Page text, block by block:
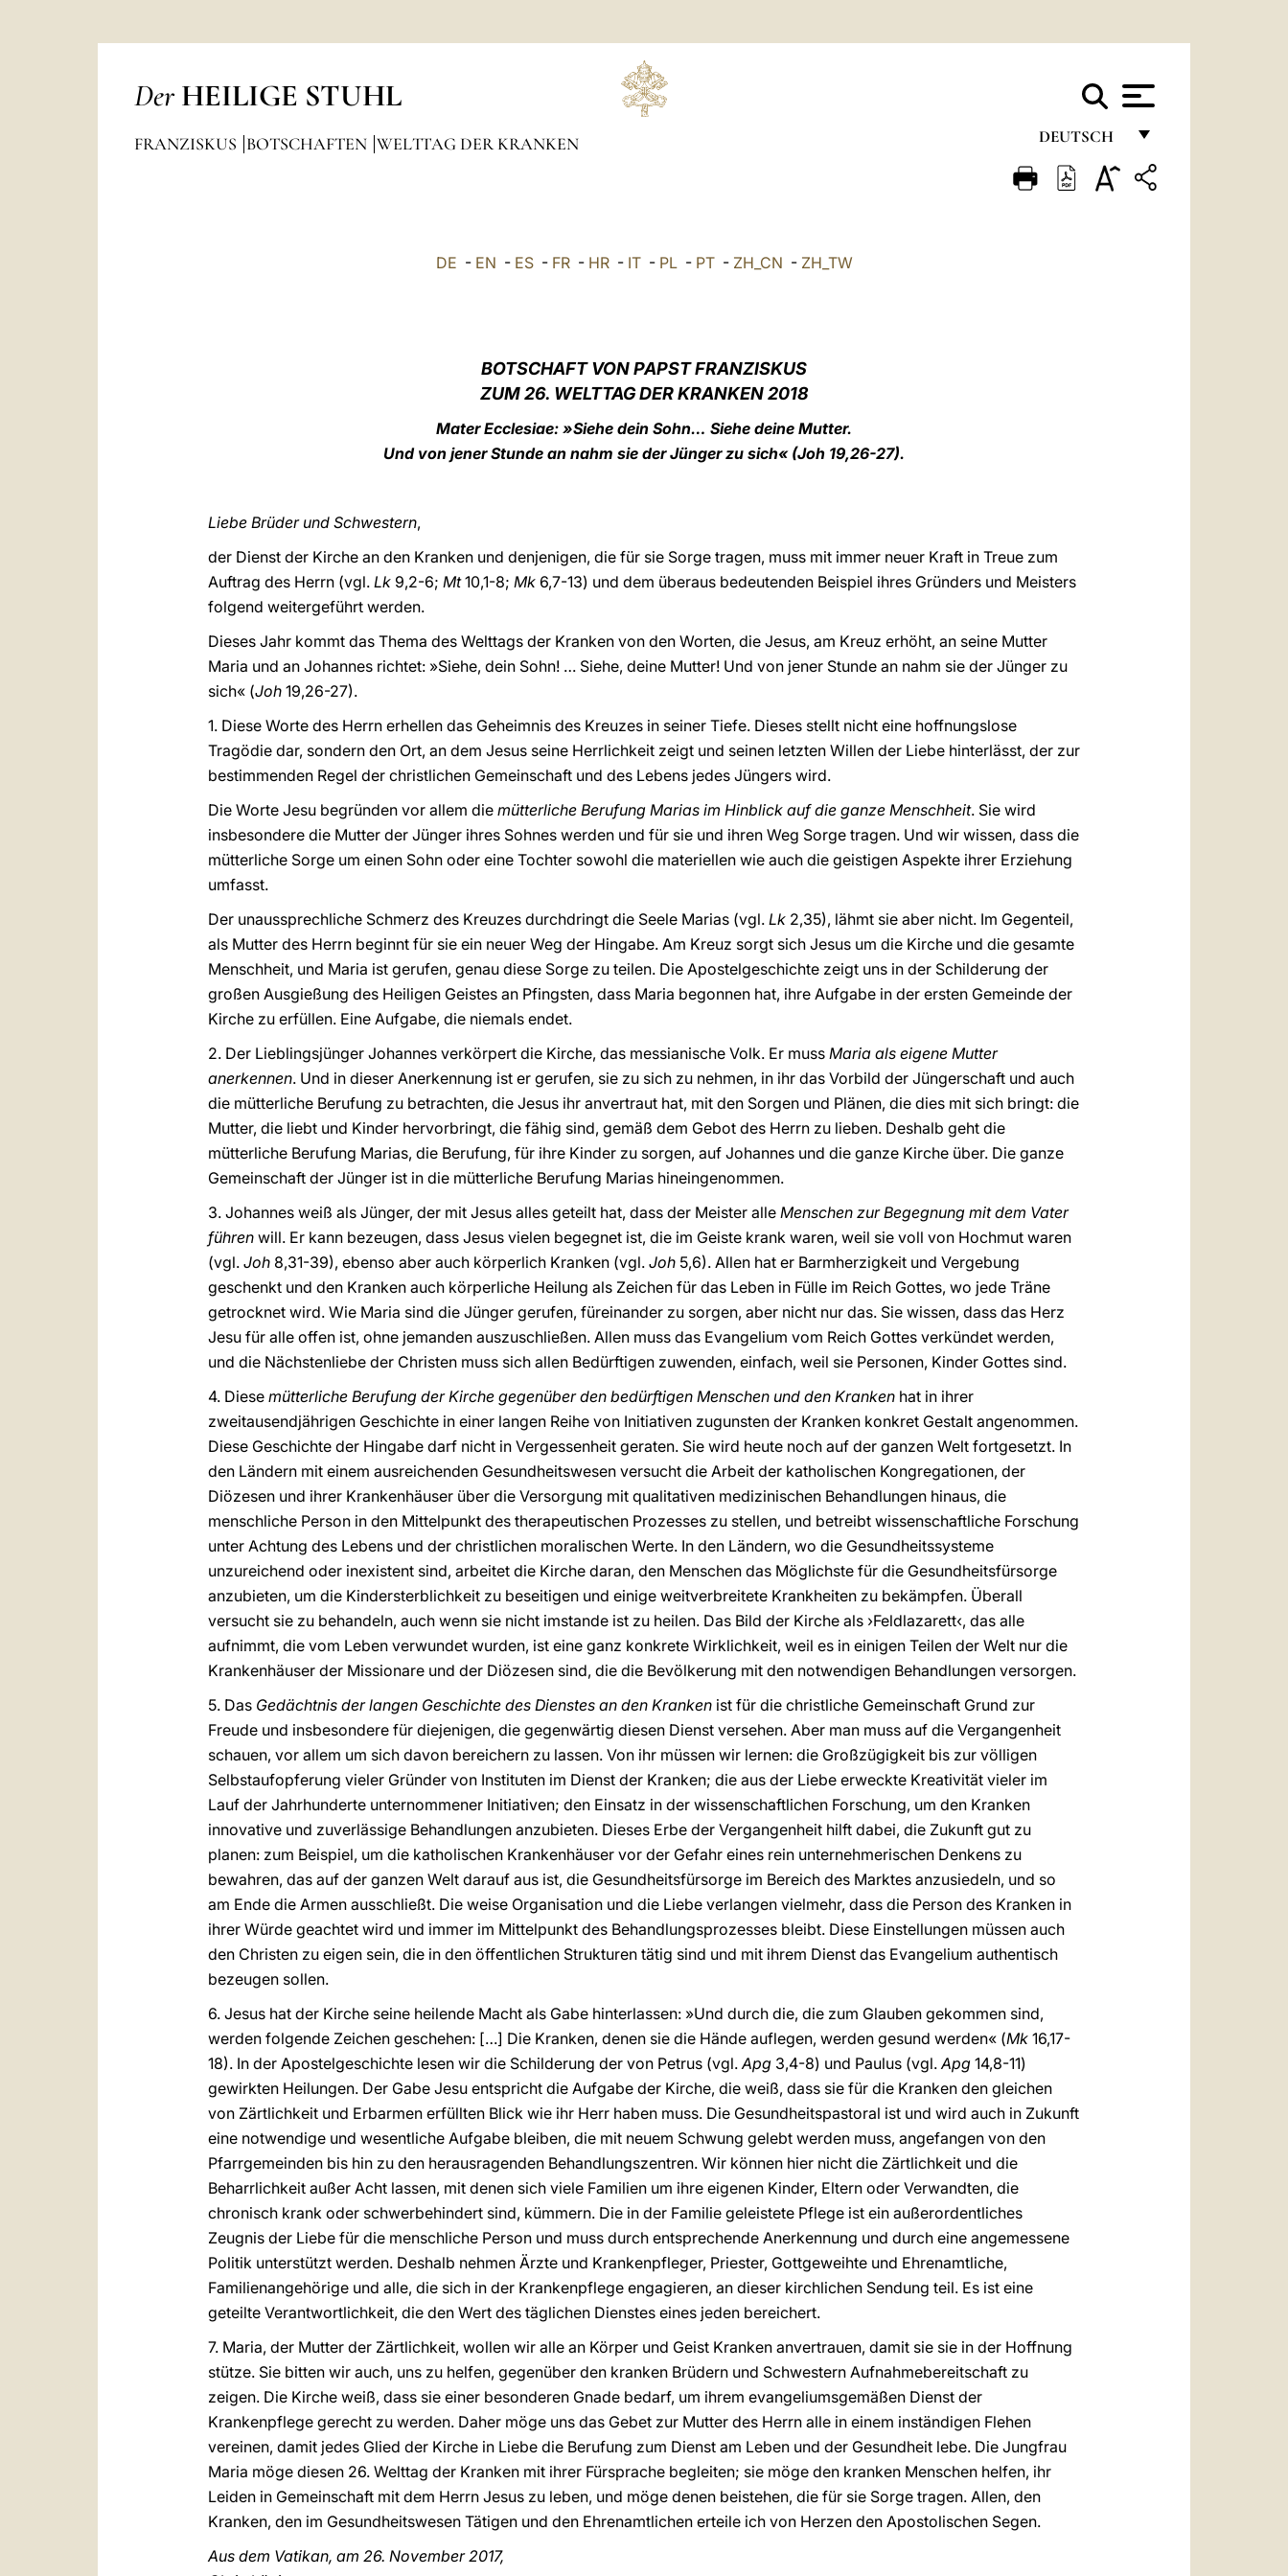
Der HEILIGE STUHL
DEUTSCH
FRANÇAIS
FRANZISKUS BOTSCHAFTEN WELTTAG DER KRANKEN
DE - EN - ES- FR- HR- IT- PL- PT- ZH_CN - ZH_TW
BOTSCHAFT VON PAPST FRANZISKUS
ZUM 26. WELTTAG DER KRANKEN 2018
Mater Ecclesiae: »Siehe dein Sohn… Siehe deine Mutter.
Und von jener Stunde an nahm sie der Jünger zu sich« (Joh 19,26-27).
Liebe Brüder und Schwestern,
der Dienst der Kirche an den Kranken und denjenigen, die für sie Sorge tragen, muss mit immer neuer Kraft in Treue zum
Auftrag des Herrn (vgl. Lk 9,2-6; Mt10,1-8; Mk 6,7-13) und dem überaus bedeutenden Beispiel ihres Gründers und Meisters
folgend weitergeführt werden.
Dieses Jahr kommt das Thema des Welttags der Kranken von den Worten, die Jesus, am Kreuz erhöht, an seine Mutter
Maria und an Johannes richtet: »Siehe, dein Sohn! … Siehe, deine Mutter! Und von jener Stunde an nahm sie der Jünger zu
sich« (Joh 19,26-27).
1. Diese Worte des Herrn erhellen das Geheimnis des Kreuzes in seiner Tiefe. Dieses stellt nicht eine hoffnungslose
Tragödie dar, sondern den Ort, an dem Jesus seine Herrlichkeit zeigt und seinen letzten Willen der Liebe hinterlässt, der zur
bestimmenden Regel der christlichen Gemeinschaft und des Lebens jedes Jüngers wird.
Die Worte Jesu begründen vor allem die mütterliche Berufung Marias im Hinblick auf die ganze Menschheit. Sie wird
insbesondere die Mutter der Jünger ihres Sohnes werden und für sie und ihren Weg Sorge tragen. Und wir wissen, dass die
mütterliche Sorge um einen Sohn oder eine Tochter sowohl die materiellen wie auch die geistigen Aspekte ihrer Erziehung
umfasst.
Der unaussprechliche Schmerz des Kreuzes durchdringt die Seele Marias (vgl. Lk 2,35), lähmt sie aber nicht. Im Gegenteil,
als Mutter des Herrn beginnt für sie ein neuer Weg der Hingabe. Am Kreuz sorgt sich Jesus um die Kirche und die gesamte
Menschheit, und Maria ist gerufen, genau diese Sorge zu teilen. Die Apostelgeschichte zeigt uns in der Schilderung der
großen Ausgießung des Heiligen Geistes an Pfingsten, dass Maria begonnen hat, ihre Aufgabe in der ersten Gemeinde der
Kirche zu erfüllen. Eine Aufgabe, die niemals endet.
2. Der Lieblingsjünger Johannes verkörpert die Kirche, das messianische Volk. Er muss Maria als eigene Mutter
anerkennen. Und in dieser Anerkennung ist er gerufen, sie zu sich zu nehmen, in ihr das Vorbild der Jüngerschaft und auch
die mütterliche Berufung zu betrachten, die Jesus ihr anvertraut hat, mit den Sorgen und Plänen, die dies mit sich bringt: die
Mutter, die liebt und Kinder hervorbringt, die fähig sind, gemäß dem Gebot des Herrn zu lieben. Deshalb geht die
mütterliche Berufung Marias, die Berufung, für ihre Kinder zu sorgen, auf Johannes und die ganze Kirche über. Die ganze
Gemeinschaft der Jünger ist in die mütterliche Berufung Marias hineingenommen.
3. Johannes weiß als Jünger, der mit Jesus alles geteilt hat, dass der Meister alle Menschen zur Begegnung mit dem Vater
führen will. Er kann bezeugen, dass Jesus vielen begegnet ist, die im Geiste krank waren, weil sie voll von Hochmut waren
(vgl. Joh 8,31-39), ebenso aber auch körperlich Kranken (vgl. Joh 5,6). Allen hat er Barmherzigkeit und Vergebung
geschenkt und den Kranken auch körperliche Heilung als Zeichen für das Leben in Fülle im Reich Gottes, wo jede Träne
getrocknet wird. Wie Maria sind die Jünger gerufen, füreinander zu sorgen, aber nicht nur das. Sie wissen, dass das Herz
Jesu für alle offen ist, ohne jemanden auszuschließen. Allen muss das Evangelium vom Reich Gottes verkündet werden,
und die Nächstenliebe der Christen muss sich allen Bedürftigen zuwenden, einfach, weil sie Personen, Kinder Gottes sind.
4. Diese mütterliche Berufung der Kirche gegenüber den bedürftigen Menschen und den Kranken hat in ihrer
zweitausendjährigen Geschichte in einer langen Reihe von Initiativen zugunsten der Kranken konkret Gestalt angenommen.
Diese Geschichte der Hingabe darf nicht in Vergessenheit geraten. Sie wird heute noch auf der ganzen Welt fortgesetzt. In
den Ländern mit einem ausreichenden Gesundheitswesen versucht die Arbeit der katholischen Kongregationen, der
Diözesen und ihrer Krankenhäuser über die Versorgung mit qualitativen medizinischen Behandlungen hinaus, die
menschliche Person in den Mittelpunkt des therapeutischen Prozesses zu stellen, und betreibt wissenschaftliche Forschung
unter Achtung des Lebens und der christlichen moralischen Werte. In den Ländern, wo die Gesundheitssysteme
unzureichend oder inexistent sind, arbeitet die Kirche daran, den Menschen das Möglichste für die Gesundheitsfürsorge
anzubieten, um die Kindersterblichkeit zu beseitigen und einige weitverbreitete Krankheiten zu bekämpfen. Überall
versucht sie zu behandeln, auch wenn sie nicht imstande ist zu heilen. Das Bild der Kirche als ›Feldlazarett‹, das alle
aufnimmt, die vom Leben verwundet wurden, ist eine ganz konkrete Wirklichkeit, weil es in einigen Teilen der Welt nur die
Krankenhäuser der Missionare und der Diözesen sind, die die Bevölkerung mit den notwendigen Behandlungen versorgen.
5. Das Gedächtnis der langen Geschichte des Dienstes an den Kranken ist für die christliche Gemeinschaft Grund zur
Freude und insbesondere für diejenigen, die gegenwärtig diesen Dienst versehen. Aber man muss auf die Vergangenheit
schauen, vor allem um sich davon bereichern zu lassen. Von ihr müssen wir lernen: die Großzügigkeit bis zur völligen
Selbstaufopferung vieler Gründer von Instituten im Dienst der Kranken; die aus der Liebe erweckte Kreativität vieler im
Lauf der Jahrhunderte unternommener Initiativen; den Einsatz in der wissenschaftlichen Forschung, um den Kranken
innovative und zuverlässige Behandlungen anzubieten. Dieses Erbe der Vergangenheit hilft dabei, die Zukunft gut zu
planen: zum Beispiel, um die katholischen Krankenhäuser vor der Gefahr eines rein unternehmerischen Denkens zu
bewahren, das auf der ganzen Welt darauf aus ist, die Gesundheitsfürsorge im Bereich des Marktes anzusiedeln, und so
am Ende die Armen ausschließt. Die weise Organisation und die Liebe verlangen vielmehr, dass die Person des Kranken in
ihrer Würde geachtet wird und immer im Mittelpunkt des Behandlungsprozesses bleibt. Diese Einstellungen müssen auch
den Christen zu eigen sein, die in den öffentlichen Strukturen tätig sind und mit ihrem Dienst das Evangelium authentisch
bezeugen sollen.
6. Jesus hat der Kirche seine heilende Macht als Gabe hinterlassen: »Und durch die, die zum Glauben gekommen sind,
werden folgende Zeichen geschehen: […] Die Kranken, denen sie die Hände auflegen, werden gesund werden« (Mk 16,17-
18). In der Apostelgeschichte lesen wir die Schilderung der von Petrus (vgl.Apg 3,4-8) und Paulus (vgl.Apg 14,8-11)
gewirkten Heilungen. Der Gabe Jesu entspricht die Aufgabe der Kirche, die weiß, dass sie für die Kranken den gleichen
von Zärtlichkeit und Erbarmen erfüllten Blick wie ihr Herr haben muss. Die Gesundheitspastoral ist und wird auch in Zukunft
eine notwendige und wesentliche Aufgabe bleiben, die mit neuem Schwung gelebt werden muss, angefangen von den
Pfarrgemeinden bis hin zu den herausragenden Behandlungszentren. Wir können hier nicht die Zärtlichkeit und die
Beharrlichkeit außer Acht lassen, mit denen sich viele Familien um ihre eigenen Kinder, Eltern oder Verwandten, die
chronisch krank oder schwerbehindert sind, kümmern. Die in der Familie geleistete Pflege ist ein außerordentliches
Zeugnis der Liebe für die menschliche Person und muss durch entsprechende Anerkennung und durch eine angemessene
Politik unterstützt werden. Deshalb nehmen Ärzte und Krankenpfleger, Priester, Gottgeweihte und Ehrenamtliche,
Familienangehörige und alle, die sich in der Krankenpflege engagieren, an dieser kirchlichen Sendung teil. Es ist eine
geteilte Verantwortlichkeit, die den Wert des täglichen Dienstes eines jeden bereichert.
7. Maria, der Mutter der Zärtlichkeit, wollen wir alle an Körper und Geist Kranken anvertrauen, damit sie sie in der Hoffnung
stütze. Sie bitten wir auch, uns zu helfen, gegenüber den kranken Brüdern und Schwestern Aufnahmebereitschaft zu
zeigen. Die Kirche weiß, dass sie einer besonderen Gnade bedarf, um ihrem evangeliumsgemäßen Dienst der
Krankenpflege gerecht zu werden. Daher möge uns das Gebet zur Mutter des Herrn alle in einem inständigen Flehen
vereinen, damit jedes Glied der Kirche in Liebe die Berufung zum Dienst am Leben und der Gesundheit lebe. Die Jungfrau
Maria möge diesen 26. Welttag der Kranken mit ihrer Fürsprache begleiten; sie möge den kranken Menschen helfen, ihr
Leiden in Gemeinschaft mit dem Herrn Jesus zu leben, und möge denen beistehen, die für sie Sorge tragen. Allen, den
Kranken, den im Gesundheitswesen Tätigen und den Ehrenamtlichen erteile ich von Herzen den Apostolischen Segen.
Aus dem Vatikan, am 26. November 2017,